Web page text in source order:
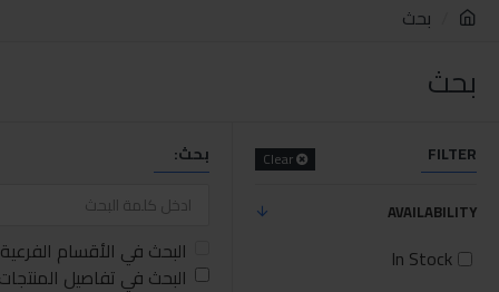
بحث
بحث
FILTER
Clear
AVAILABILITY
In Stock
بحث:
البحث في الأقسام الفرعية
البحث في تفاصيل